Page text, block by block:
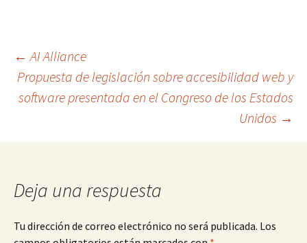
Navegación
de
entradas
← AI Alliance
Propuesta de legislación sobre accesibilidad web y
software presentada en el Congreso de los Estados
Unidos →
Deja una respuesta
Tu dirección de correo electrónico no será publicada. Los